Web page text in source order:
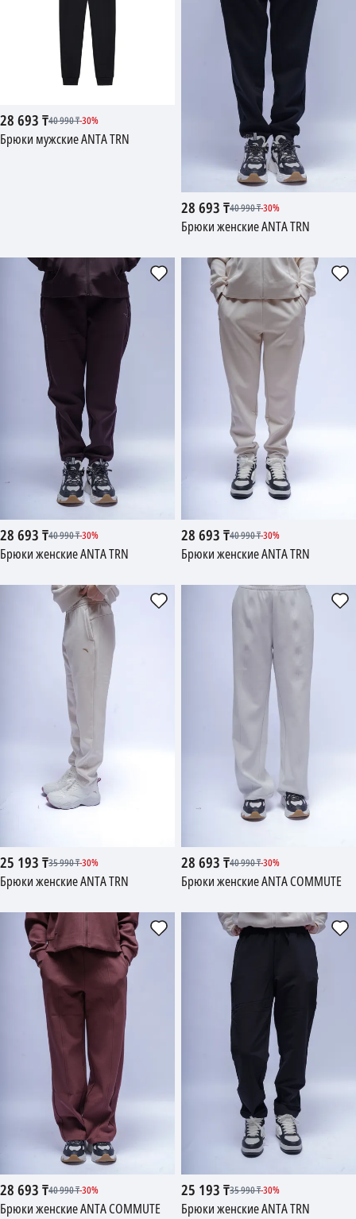
28 693₸40 990₸-30%
Брюки мужские ANTA TRN
28 693₸40 990₸-30%
Брюки женские ANTA TRN
28 693₸40 990₸-30%
Брюки женские ANTA TRN
28 693₸40 990₸-30%
Брюки женские ANTA TRN
25 193₸35 990₸-30%
Брюки женские ANTA TRN
28 693₸40 990₸-30%
Брюки женские ANTA COMMUTE
28 693₸40 990₸-30%
Брюки женские ANTA COMMUTE
25 193₸35 990₸-30%
Брюки женские ANTA TRN